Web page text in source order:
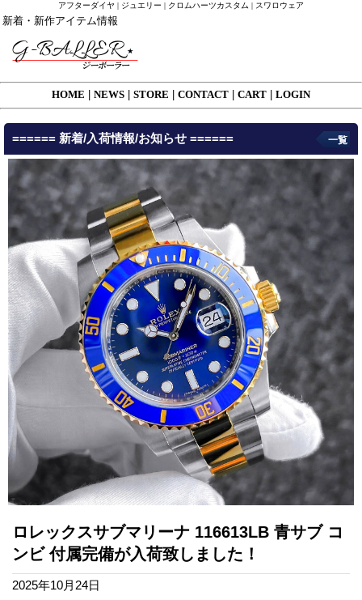
アフターダイヤ | ジュエリー | クロムハーツカスタム | スワロウェア
新着・新作アイテム情報
HOME NEWS STORE CONTACT CART LOGIN
====== 新着/入荷情報/お知らせ ====== 一覧
ロレックスサブマリーナ 116613LB 青サブ コ
ンビ 付属完備が入荷致しました！
2025年10月24日